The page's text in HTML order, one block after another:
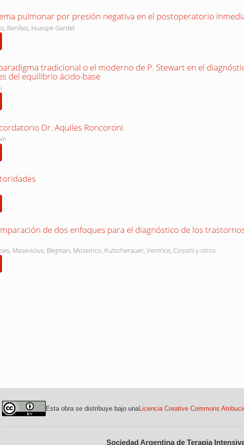
pulmonar por presión negativa en el postoperatorio
Benítez, Huespe Gardel
tradicional o el moderno de P. Stewart en el
del equilibrio ácido-base
Dr. Aquiles Roncoroni
de dos enfoques para el diagnóstico de los
Masevicius, Blejman, Moseinco, Kutscherauer, Ventrice, Cossini y otros
Esta obra se distribuye bajo unaLicencia Creative Commons
Sociedad Argentina de Terapia